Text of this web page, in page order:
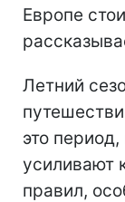
Европе
Летний
это
усиливают
правил,